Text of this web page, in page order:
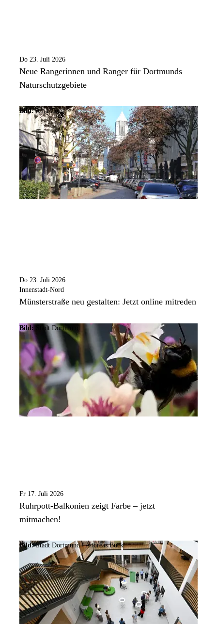
Do 23. Juli 2026
Neue Rangerinnen und Ranger für Dortmunds
Naturschutzgebiete
Bild: Anja Cord
Do 23. Juli 2026
Innenstadt-Nord
Münsterstraße neu gestalten: Jetzt online mitreden
Bild: Stadt Dortmund
Fr 17. Juli 2026
Ruhrpott-Balkonien zeigt Farbe – jetzt
mitmachen!
Bild:Stadt Dortmund /Andreas Buck